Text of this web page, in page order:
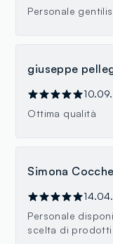
Personale
giuseppe
Ottima qualità
Simona
Personale
scelta di